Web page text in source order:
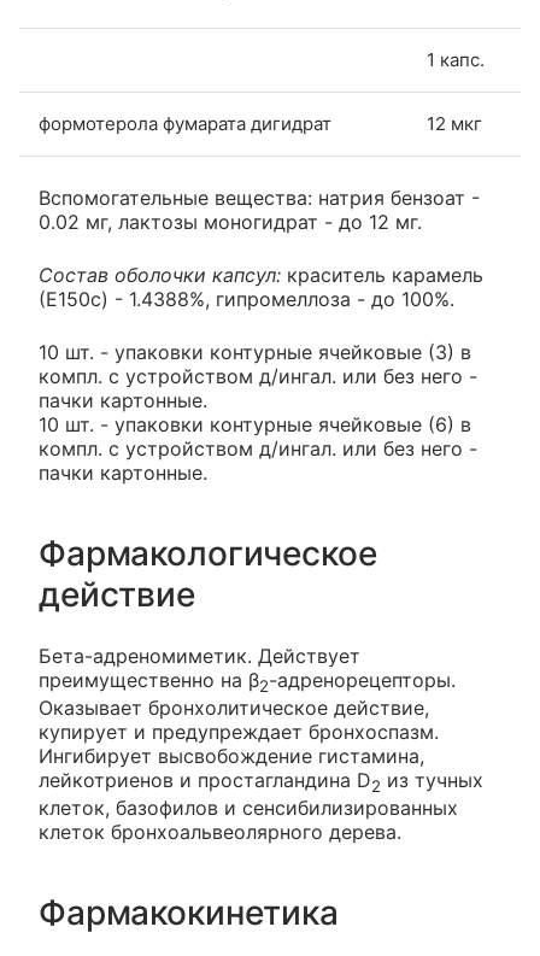
1 капс.
формотерола фумарата дигидрат 12 мкг
Вспомогательные вещества: натрия бензоат -
0.02 мг, лактозы моногидрат - до 12 мг.
Состав оболочки капсул: краситель карамель
(Е150с) - 1.4388%, гипромеллоза - до 100%.
10 шт. - упаковки контурные ячейковые (3) в
компл. с устройством д/ингал. или без него -
пачки картонные.
10 шт. - упаковки контурные ячейковые (6) в
компл. с устройством д/ингал. или без него -
пачки картонные.
Фармакологическое
действие
Бета-адреномиметик. Действует
преимущественно на β2-адренорецепторы.
Оказывает бронхолитическое действие,
купирует и предупреждает бронхоспазм.
Ингибирует высвобождение гистамина,
лейкотриенов и простагландина D2 из тучных
клеток, базофилов и сенсибилизированных
клеток бронхоальвеолярного дерева.
Фармакокинетика